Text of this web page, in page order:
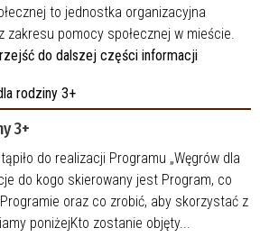
to jednostka organizacyjna
zakresu pomocy społecznej w mieście.
do dalszej części informacji
3+
do realizacji Programu „Węgrów dla
do kogo skierowany jest Program, co
oraz co zrobić, aby skorzystać z
poniżejKto zostanie objęty...